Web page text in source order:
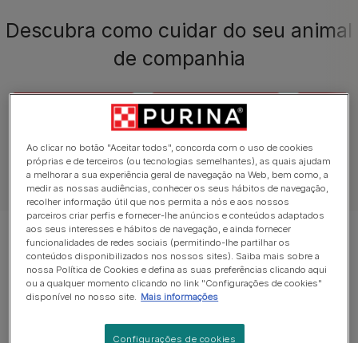
Descubra como cuidar do seu animal
de companhia
Cuidar do Cão Cuidar do Gato
Mostrar 12 de 194 artigos
Artigos mais vistos
Ao clicar no botão "Aceitar todos", concorda com o uso de cookies
próprias e de terceiros (ou tecnologias semelhantes), as quais ajudam
a melhorar a sua experiência geral de navegação na Web, bem como, a
medir as nossas audiências, conhecer os seus hábitos de navegação,
recolher informação útil que nos permita a nós e aos nossos
parceiros criar perfis e fornecer-lhe anúncios e conteúdos adaptados
aos seus interesses e hábitos de navegação, e ainda fornecer
funcionalidades de redes sociais (permitindo-lhe partilhar os
conteúdos disponibilizados nos nossos sites). Saiba mais sobre a
nossa Política de Cookies e defina as suas preferências clicando aqui
ou a qualquer momento clicando no link "Configurações de cookies"
disponível no nosso site. Mais informações
Configurações de cookies